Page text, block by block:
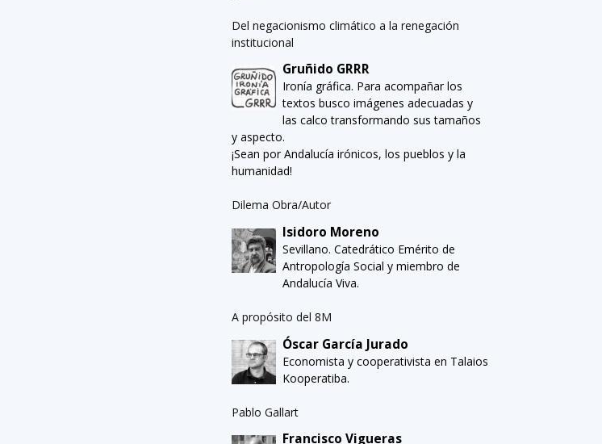
Del negacionismo climático a la renegación
institucional
Gruñido GRRR
Ironía gráfica. Para acompañar los
textos busco imágenes adecuadas y
las calco transformando sus tamaños
y aspecto.
¡Sean por Andalucía irónicos, los pueblos y la
humanidad!
Dilema Obra/Autor
Isidoro Moreno
Sevillano. Catedrático Emérito de
Antropología Social y miembro de
Andalucía Viva.
A propósito del 8M
Óscar García Jurado
Economista y cooperativista en Talaios
Kooperatiba.
Pablo Gallart
Francisco Vigueras